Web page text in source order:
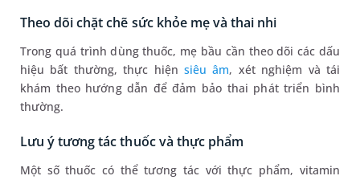
Theo dõi chặt chẽ sức khỏe mẹ và thai nhi
Trong quá trình dùng thuốc, mẹ bầu cần theo dõi các dấu
hiệu bất thường, thực hiện siêu âm, xét nghiệm và tái
khám theo hướng dẫn để đảm bảo thai phát triển bình
thường.
Lưu ý tương tác thuốc và thực phẩm
Một số thuốc có thể tương tác với thực phẩm, vitamin